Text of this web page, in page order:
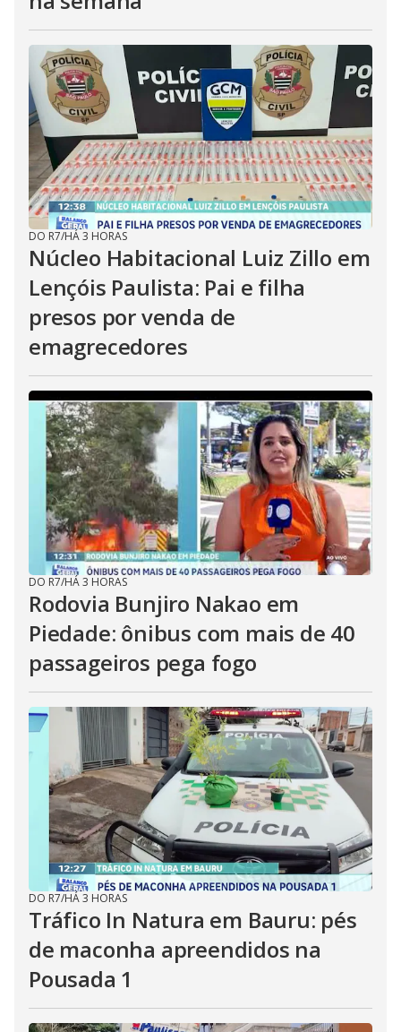
DO R7/HÁ 3 HORAS
Núcleo Habitacional Luiz Zillo em
Lençóis Paulista: Pai e filha
presos por venda de
emagrecedores
DO R7/HÁ 3 HORAS
Rodovia Bunjiro Nakao em
Piedade: ônibus com mais de 40
passageiros pega fogo
DO R7/HÁ 3 HORAS
Tráfico In Natura em Bauru: pés
de maconha apreendidos na
Pousada 1